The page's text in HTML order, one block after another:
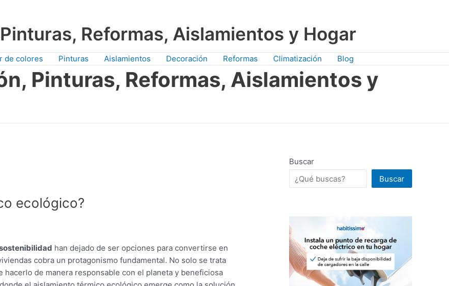
Reformas, Aislamientos y Hogar
de colores Pinturas Aislamientos Decoración Reformas Climatización Blog
Pinturas, Reformas, Aislamientos y
ecológico?
han dejado de ser opciones para convertirse en
cobra un protagonismo fundamental. No solo se trata
de manera responsable con el planeta y beneficiosa
Buscar
Buscar